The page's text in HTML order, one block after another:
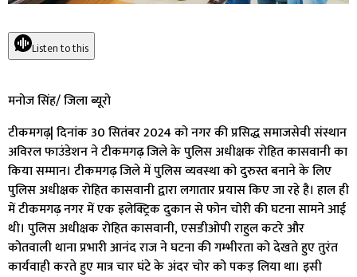
Listen to this
मनोज सिंह/ जिला ब्यूरो
टीकमगढ़| दिनांक 30 सितंबर 2024 को नगर की प्रसिद्ध समाजसेवी संस्थान
अविरल फाउंडेशन ने टीकमगढ़ जिले के पुलिस अधीक्षक रोहित कासवानी का
किया सम्मान। टीकमगढ़ जिले में पुलिस व्यवस्था को दुरुस्त बनाने के लिए
पुलिस अधीक्षक रोहित कासवानी द्वारा लगातार प्रयास किए जा रहे है। हाल ही
में टीकमगढ़ नगर में एक इलेक्ट्रिक दुकान से फोन चोरी की घटना सामने आई
थी। पुलिस अधीक्षक रोहित कासवानी, एसडीओपी राहुल कटरे और
कोतवाली थाना प्रभारी आनंद राज ने घटना की गम्भीरता को देखते हुए तुरंत
कार्यवाही करते हुए मात्र चार घंटे के अंदर चोर को पकड़ लिया था। इसी